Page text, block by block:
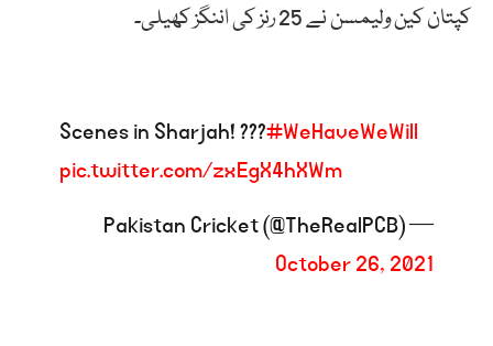
کپتان کین ولیمسن نے 25 رنز کی اننگز کھیلی۔
Scenes in Sharjah! ???#WeHaveWeWill
pic.twitter.com/zxEgX4hXWm
— Pakistan Cricket (@TheRealPCB)
October 26, 2021